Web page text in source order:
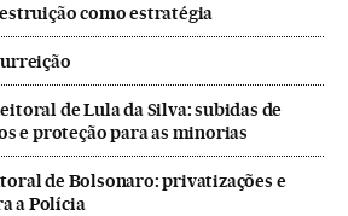
como estratégia
de Lula da Silva: subidas de
e proteção para as minorias
de Bolsonaro: privatizações e
a Polícia